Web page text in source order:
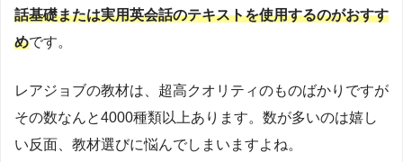
話基礎または実用英会話のテキストを使用するのがおすす
めです。
レアジョブの教材は、超高クオリティのものばかりですが
その数なんと4000種類以上あります。数が多いのは嬉し
い反面、教材選びに悩んでしまいますよね。